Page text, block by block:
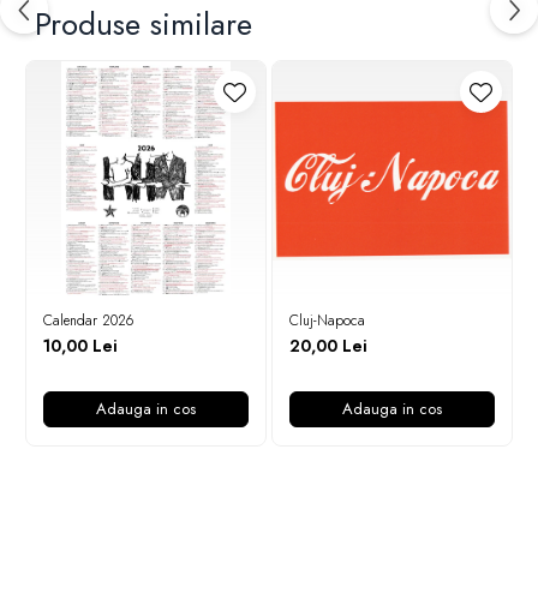
Produse similare
Calendar 2026
10,00 Lei
Adauga in cos
Cluj-Napoca
20,00 Lei
Adauga in cos